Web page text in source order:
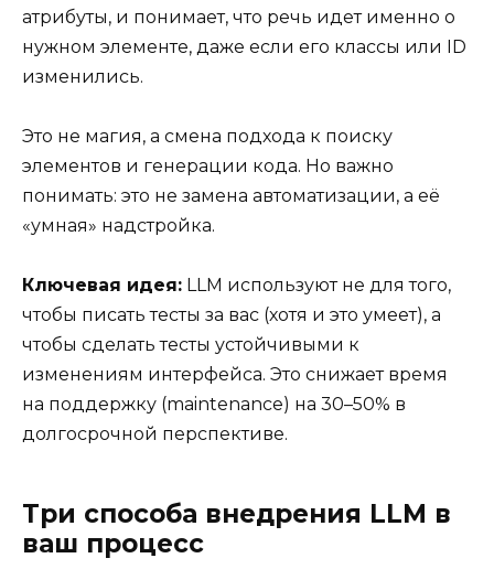
атрибуты, и понимает, что речь идет именно о
нужном элементе, даже если его классы или ID
изменились.
Это не магия, а смена подхода к поиску
элементов и генерации кода. Но важно
понимать: это не замена автоматизации, а её
«умная» надстройка.
Ключевая идея: LLM используют не для того,
чтобы писать тесты за вас (хотя и это умеет), а
чтобы сделать тесты устойчивыми к
изменениям интерфейса. Это снижает время
на поддержку (maintenance) на 30–50% в
долгосрочной перспективе.
Три способа внедрения LLM в
ваш процесс